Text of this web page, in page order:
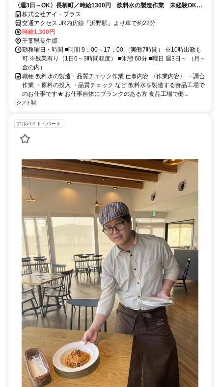
〈週3日～OK〉長柄町／時給1300円 飲料水の製造作業 未経験OK
20～55歳迄の男女活躍中！
株式会社アイ・プラス
交通アクセス JR内房線「浜野駅」より車で約22分
時給1,300円
千葉県長生郡
勤務曜日・時間 ■時間 9：00～17：00 （実働7時間） ※10時出勤も
可 ※残業有り（1日0～3時間程度） ■休憩 60分 ■曜日 週3日～ （月～
金の内）
職種 飲料水の製造・品質チェック作業 仕事内容 〈作業内容〉 ・調合
作業 ・原料の投入 ・品質チェック など 飲料水を製造する食品工場で
のお仕事です★ お仕事自体にブランクのある方 食品工場で働...
シフト制
アルバイト・パート